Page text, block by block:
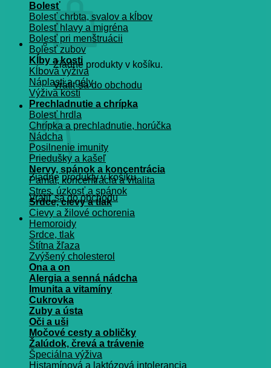
Žiadne produkty v košíku.
Vrátiť sa do obchodu
Košík
Žiadne produkty v košíku.
Vrátiť sa do obchodu
Bolesť
Bolesť chrbta, svalov a kĺbov
Bolesť hlavy a migréna
Bolesť pri menštruácii
Bolesť zubov
Kĺby a kosti
Kĺbová výživa
Náplasti a gély
Výživa kostí
Prechladnutie a chrípka
Bolesť hrdla
Chrípka a prechladnutie, horúčka
Nádcha
Posilnenie imunity
Priedušky a kašeľ
Nervy, spánok a koncentrácia
Pamät, koncentrácia a vitalita
Stres, úzkosť a spánok
Srdce, cievy a tlak
Cievy a žilové ochorenia
Hemoroidy
Srdce, tlak
Štítna žľaza
Zvýšený cholesterol
Ona a on
Alergia a senná nádcha
Imunita a vitamíny
Cukrovka
Zuby a ústa
Oči a uši
Močové cesty a obličky
Žalúdok, črevá a trávenie
Špeciálna výživa
Histamínová a laktózová intolerancia